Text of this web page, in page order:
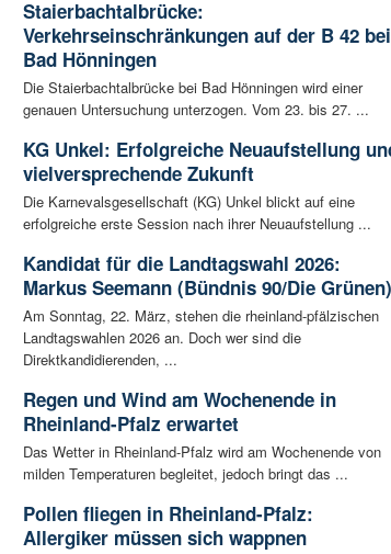
Staierbachtalbrücke:
Verkehrseinschränkungen auf der B 42 bei
Bad Hönningen
Die Staierbachtalbrücke bei Bad Hönningen wird einer
genauen Untersuchung unterzogen. Vom 23. bis 27. ...
KG Unkel: Erfolgreiche Neuaufstellung
vielversprechende Zukunft
Die Karnevalsgesellschaft (KG) Unkel blickt auf eine
erfolgreiche erste Session nach ihrer Neuaufstellung ...
Kandidat für die Landtagswahl 2026:
Markus Seemann (Bündnis 90/Die Grünen)
Am Sonntag, 22. März, stehen die rheinland-pfälzischen
Landtagswahlen 2026 an. Doch wer sind die
Direktkandidierenden, ...
Regen und Wind am Wochenende in
Rheinland-Pfalz erwartet
Das Wetter in Rheinland-Pfalz wird am Wochenende von
milden Temperaturen begleitet, jedoch bringt das ...
Pollen fliegen in Rheinland-Pfalz:
Allergiker müssen sich wappnen